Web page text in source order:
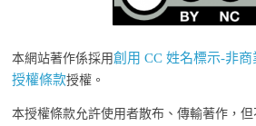
本網站著作係採用創用 CC 姓名標示-非
授權條款授權。
本授權條款允許使用者散布、傳輸著作，但